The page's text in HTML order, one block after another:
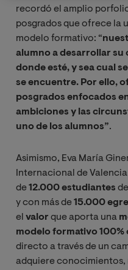
recordó el amplio
posgrados que ofrece la
modelo formativo: “
alumno a desarrollar
donde esté, y sea cual
se encuentre. Por ello,
posgrados enfocados
ambiciones y las
uno de los alumnos”.
Asimismo, Eva María
Internacional de
de12.000 estudiantes de
y con más de15.000
el valor que aporta una
modelo formativo 100%
directo a través de un
adquiere